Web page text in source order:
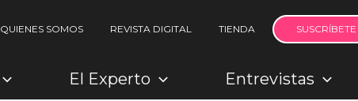
QUIENES SOMOS REVISTA DIGITAL TIENDA SUSCRÍBETE
El Experto Entrevistas